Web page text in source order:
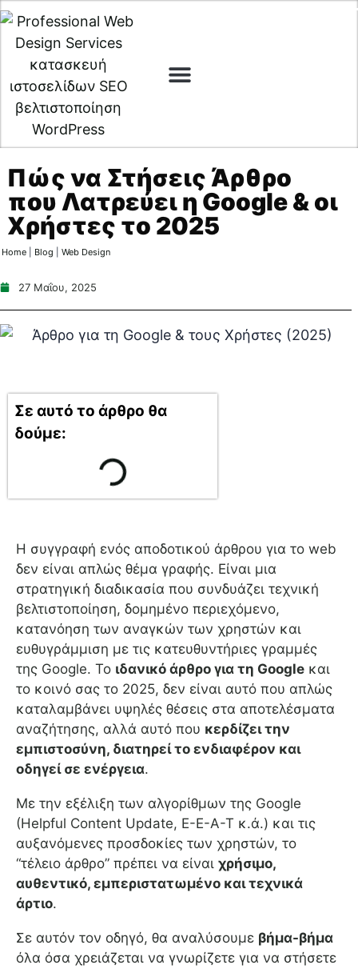
Πώς να Στήσεις Άρθρο
που Λατρεύει η Google & οι
Χρήστες το 2025
Home| Blog Web Design
27 Μαΐου, 2025
Σε αυτό το άρθρο θα
δούμε:
Η συγγραφή ενός αποδοτικού άρθρου για το web
δεν είναι απλώς θέμα γραφής. Είναι μια
στρατηγική διαδικασία που συνδυάζει τεχνική
βελτιστοποίηση, δομημένο περιεχόμενο,
κατανόηση των αναγκών των χρηστών και
ευθυγράμμιση με τις κατευθυντήριες γραμμές
της Google. Το ιδανικό άρθρο για τη Google και
το κοινό σας το 2025, δεν είναι αυτό που απλώς
καταλαμβάνει υψηλές θέσεις στα αποτελέσματα
αναζήτησης, αλλά αυτό που κερδίζει την
εμπιστοσύνη, διατηρεί το ενδιαφέρον και
οδηγεί σε ενέργεια.
Με την εξέλιξη των αλγορίθμων της Google
(Helpful Content Update, E-E-A-T κ.ά.) και τις
αυξανόμενες προσδοκίες των χρηστών, το
“τέλειο άρθρο” πρέπει να είναι χρήσιμο,
αυθεντικό, εμπεριστατωμένο και τεχνικά
άρτιο.
Σε αυτόν τον οδηγό, θα αναλύσουμε βήμα-βήμα
όλα όσα χρειάζεται να γνωρίζετε για να στήσετε